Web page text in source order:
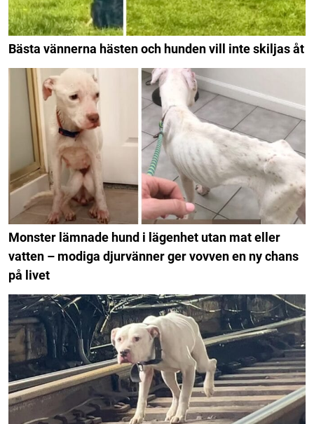
Bästa vännerna hästen och hunden vill inte skiljas åt
Monster lämnade hund i lägenhet utan mat eller
vatten – modiga djurvänner ger vovven en ny chans
på livet